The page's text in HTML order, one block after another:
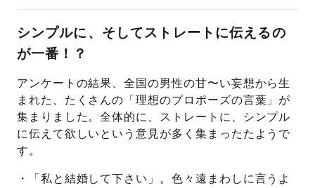
シンプルに、そしてストレートに伝えるの
が一番！？
アンケートの結果、全国の男性の甘〜い妄想から生
まれた、たくさんの「理想のプロポーズの言葉」が
集まりました。全体的に、ストレートに、シンプル
に伝えて欲しいという意見が多く集まったたようで
す。
・「私と結婚して下さい」。色々遠まわしに言うよ
言葉